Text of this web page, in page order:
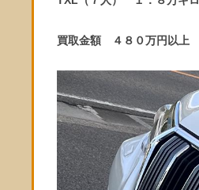
買取金額 ４８０万円以上